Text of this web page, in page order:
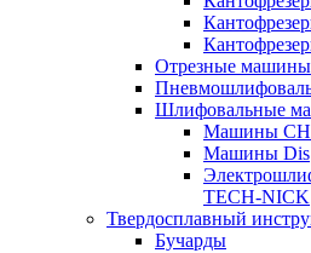
Отрезные машины
Шлифовальные
Машины
Машины Dis
TECH-NICK
Твердосплавный
Бучарды